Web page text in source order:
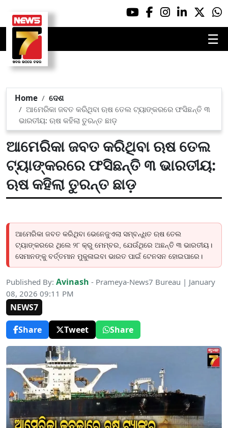
☰
Home
ଦେଶ
ଆମେରିକା ଜବତ କରିଥିବା ଋଷ ତେଲ ଟ୍ୟାଙ୍କରରେ ଫସିଛନ୍ତି ୩
ଭାରତୀୟ: ଋଷ କହିଲା ତୁରନ୍ତ ଛାଡ଼
ଆମେରିକା ଜବତ କରିଥିବା ଋଷ ତେଲ
ଟ୍ୟାଙ୍କରରେ ଫସିଛନ୍ତି ୩ ଭାରତୀୟ:
ଋଷ କହିଲା ତୁରନ୍ତ ଛାଡ଼
ଆମେରିକା ଜବତ କରିଥିବା ଭେନେଜୁଏଲା ସମ୍ବନ୍ଧିତ ଋଷ ତେଲ
ଟ୍ୟାଙ୍କରରେ ଥିଲେ ୨୮ କ୍ରୁ ମେମ୍ବର, ଯେଉଁଥିରେ ଅଛନ୍ତି ୩ ଭାରତୀୟ।
ସେମାନଙ୍କୁ ବର୍ତ୍ତମାନ ମୁକୁଳାଇବା ଭାରତ ପାଇଁ ଟେନସନ ହୋଇପାରେ।
Published By: Avinash - Prameya-News7 Bureau | January
08, 2026 09:11 PM
NEWS7
Share
Tweet Share